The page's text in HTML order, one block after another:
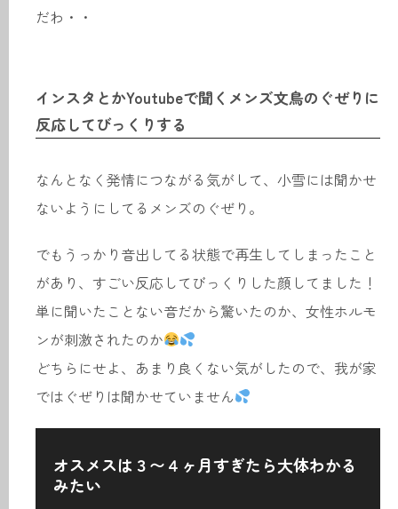
だわ・・
インスタとかYoutubeで聞くメンズ文鳥のぐぜりに
反応してびっくりする
なんとなく発情につながる気がして、小雪には聞かせ
ないようにしてるメンズのぐぜり。
でもうっかり音出してる状態で再生してしまったこと
があり、すごい反応してびっくりした顔してました！
単に聞いたことない音だから驚いたのか、女性ホルモ
ンが刺激されたのか
どちらにせよ、あまり良くない気がしたので、我が家
ではぐぜりは聞かせていません
オスメスは３〜４ヶ月すぎたら大体わかる
みたい